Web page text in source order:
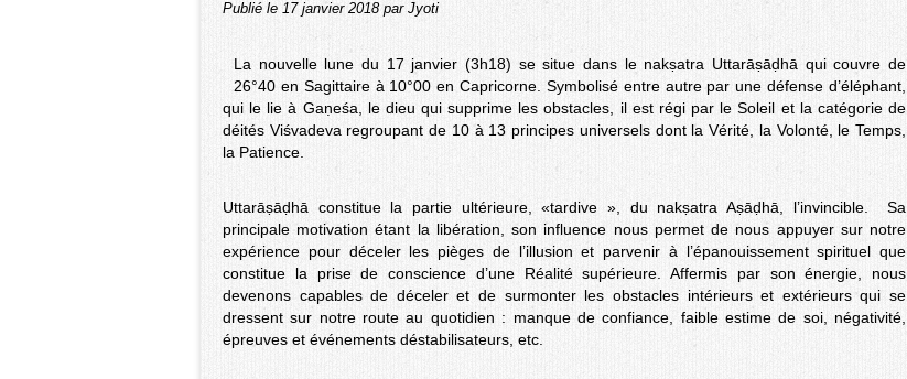
Publié le 17 janvier 2018 par Jyoti
La nouvelle lune du 17 janvier (3h18) se situe dans le nakṣatra Uttarāṣāḍhā qui couvre de
26°40 en Sagittaire à 10°00 en Capricorne. Symbolisé entre autre par une défense d’éléphant,
qui le lie à Gaṇeśa, le dieu qui supprime les obstacles, il est régi par le Soleil et la catégorie de
déités Viśvadeva regroupant de 10 à 13 principes universels dont la Vérité, la Volonté, le Temps,
la Patience.
Uttarāṣāḍhā constitue la partie ultérieure, «tardive », du nakṣatra Aṣāḍhā, l’invincible. Sa
principale motivation étant la libération, son influence nous permet de nous appuyer sur notre
expérience pour déceler les pièges de l’illusion et parvenir à l’épanouissement spirituel que
constitue la prise de conscience d’une Réalité supérieure. Affermis par son énergie, nous
devenons capables de déceler et de surmonter les obstacles intérieurs et extérieurs qui se
dressent sur notre route au quotidien : manque de confiance, faible estime de soi, négativité,
épreuves et événements déstabilisateurs, etc.